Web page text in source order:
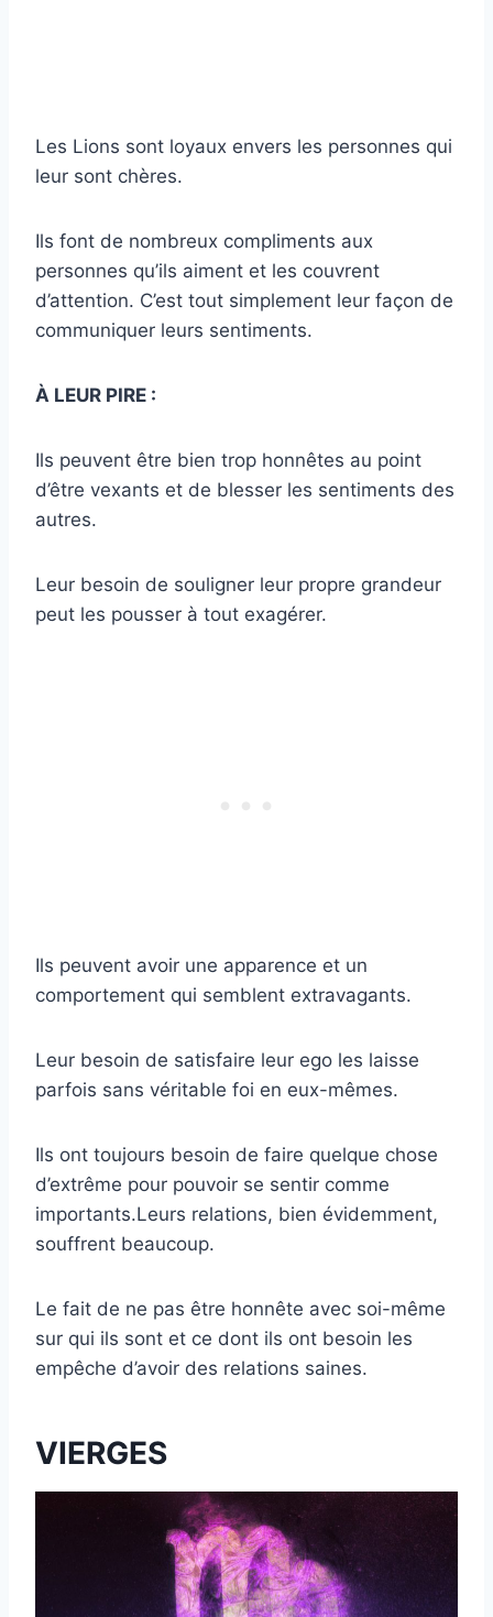
Les Lions sont loyaux envers les personnes qui
leur sont chères.
Ils font de nombreux compliments aux
personnes qu’ils aiment et les couvrent
d’attention. C’est tout simplement leur façon de
communiquer leurs sentiments.
À LEUR PIRE :
Ils peuvent être bien trop honnêtes au point
d’être vexants et de blesser les sentiments des
autres.
Leur besoin de souligner leur propre grandeur
peut les pousser à tout exagérer.
Ils peuvent avoir une apparence et un
comportement qui semblent extravagants.
Leur besoin de satisfaire leur ego les laisse
parfois sans véritable foi en eux-mêmes.
Ils ont toujours besoin de faire quelque chose
d’extrême pour pouvoir se sentir comme
importants.Leurs relations, bien évidemment,
souffrent beaucoup.
Le fait de ne pas être honnête avec soi-même
sur qui ils sont et ce dont ils ont besoin les
empêche d’avoir des relations saines.
VIERGES